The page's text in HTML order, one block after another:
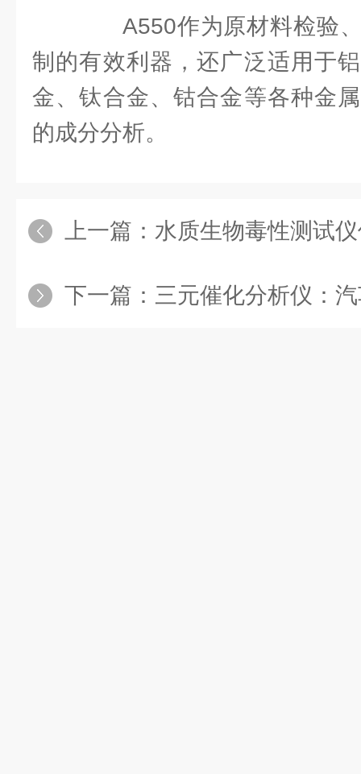
A550作为原材料检验、
制的有效利器，还广泛适用于
金、钛合金、钴合金等各种金
的成分分析。
上一篇： 水质生物毒性测试
下一篇： 三元催化分析仪：汽车